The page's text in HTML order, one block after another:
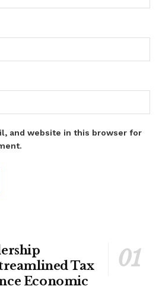
and website in this browser for
Tax
Economic